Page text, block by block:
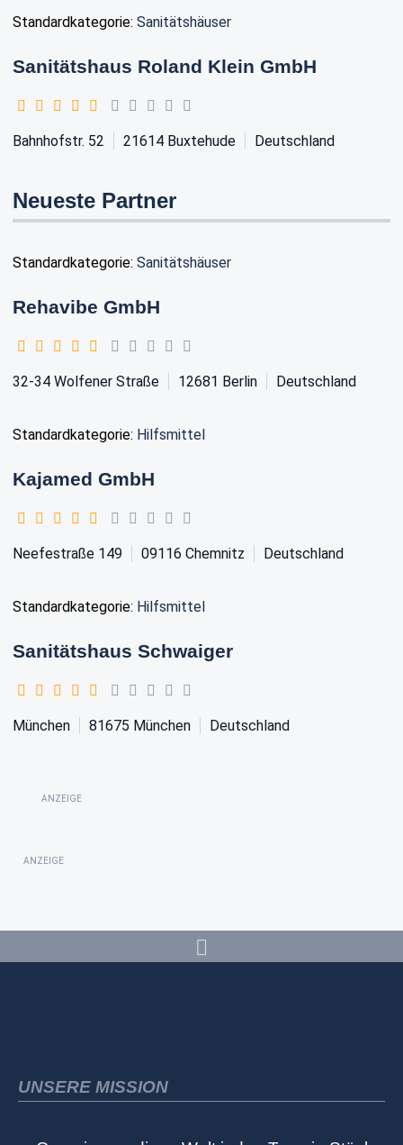
Standardkategorie: Sanitätshäuser
Sanitätshaus Roland Klein GmbH
Bahnhofstr. 52 21614 Buxtehude Deutschland
Neueste Partner
Standardkategorie: Sanitätshäuser
Rehavibe GmbH
32-34 Wolfener Straße 12681 Berlin Deutschland
Standardkategorie: Hilfsmittel
Kajamed GmbH
Neefestraße 149 09116 Chemnitz Deutschland
Standardkategorie: Hilfsmittel
Sanitätshaus Schwaiger
München 81675 München Deutschland
ANZEIGE
ANZEIGE
UNSERE MISSION